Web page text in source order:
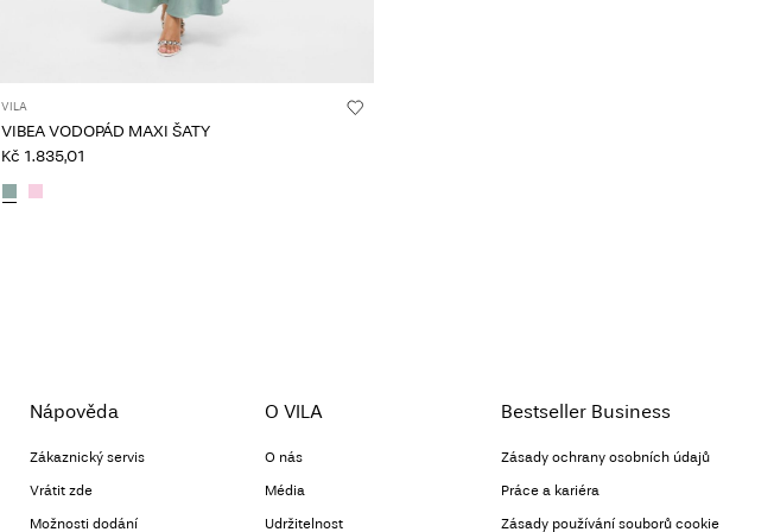
VILA
VIBEA VODOPÁD MAXI ŠATY
Kč 1.835,01
Nápověda
Zákaznický servis
Vrátit zde
Možnosti dodání
O VILA
O nás
Média
Udržitelnost
Bestseller Business
Zásady ochrany osobních údajů
Práce a kariéra
Zásady používání souborů cookie